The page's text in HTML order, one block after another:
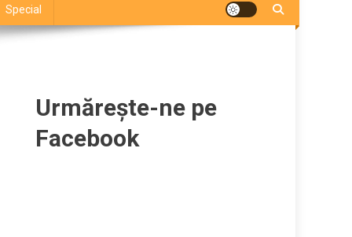
Special
Urmărește-ne pe
Facebook